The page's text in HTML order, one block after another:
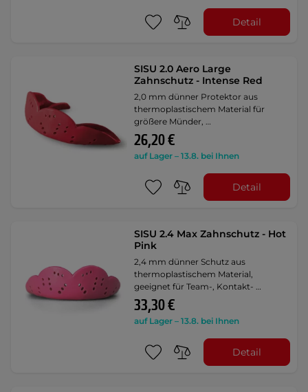
Detail
SISU 2.0 Aero Large
Zahnschutz - Intense Red
2,0 mm dünner Protektor aus
thermoplastischem Material für
größere Münder, …
26,20 €
auf Lager – 13.8. bei Ihnen
Detail
SISU 2.4 Max Zahnschutz - Hot
Pink
2,4 mm dünner Schutz aus
thermoplastischem Material,
geeignet für Team-, Kontakt- …
33,30 €
auf Lager – 13.8. bei Ihnen
Detail